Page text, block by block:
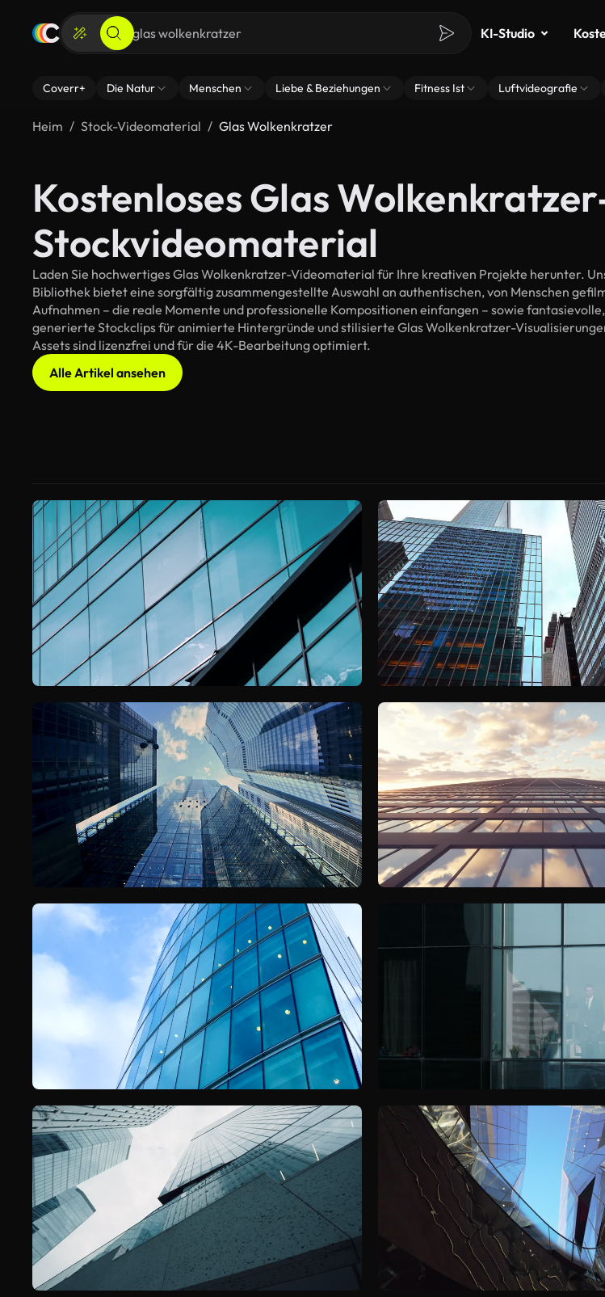
KI-Studio
Coverr+ Die Natur Menschen Liebe & Beziehungen Fitness Ist Luftvideografie
Heim Stock-Videomaterial Glas Wolkenkratzer
Kostenloses Glas
Stockvideomaterial
Laden Sie hochwertiges Glas Wolkenkratzer-Videomaterial für Ihre kreativen Projekte herunter.
Bibliothek bietet eine sorgfältig zusammengestellte Auswahl an authentischen, von Menschen
Aufnahmen – die reale Momente und professionelle Kompositionen einfangen – sowie
generierte Stockclips für animierte Hintergründe und stilisierte Glas Wolkenkratzer-
Assets sind lizenzfrei und für die 4K-Bearbeitung optimiert.
Alle Artikel ansehen